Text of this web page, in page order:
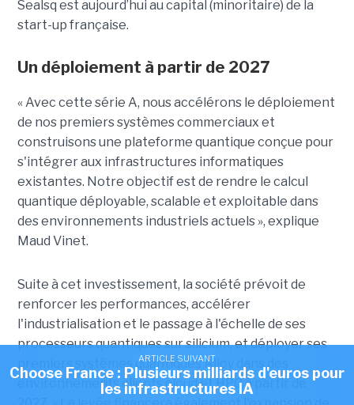
Sealsq est aujourd’hui au capital (minoritaire) de la
start-up française.
Un déploiement à partir de 2027
« Avec cette série A, nous accélérons le déploiement
de nos premiers systèmes commerciaux et
construisons une plateforme quantique conçue pour
s'intégrer aux infrastructures informatiques
existantes. Notre objectif est de rendre le calcul
quantique déployable, scalable et exploitable dans
des environnements industriels actuels », explique
Maud Vinet.
Suite à cet investissement, la société prévoit de
renforcer les performances, accélérer
l'industrialisation et le passage à l'échelle de ses
processeurs quantiques sur silicium, et déployer ses
premiers systèmes quantiques Alloy dans des
environnements clients cloud et HPC à partir de
ARTICLE SUIVANT
Choose France : Plusieurs milliards d'euros pour
les infrastructures IA